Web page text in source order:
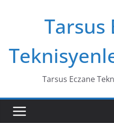
Tarsus
Tarsus Eczane